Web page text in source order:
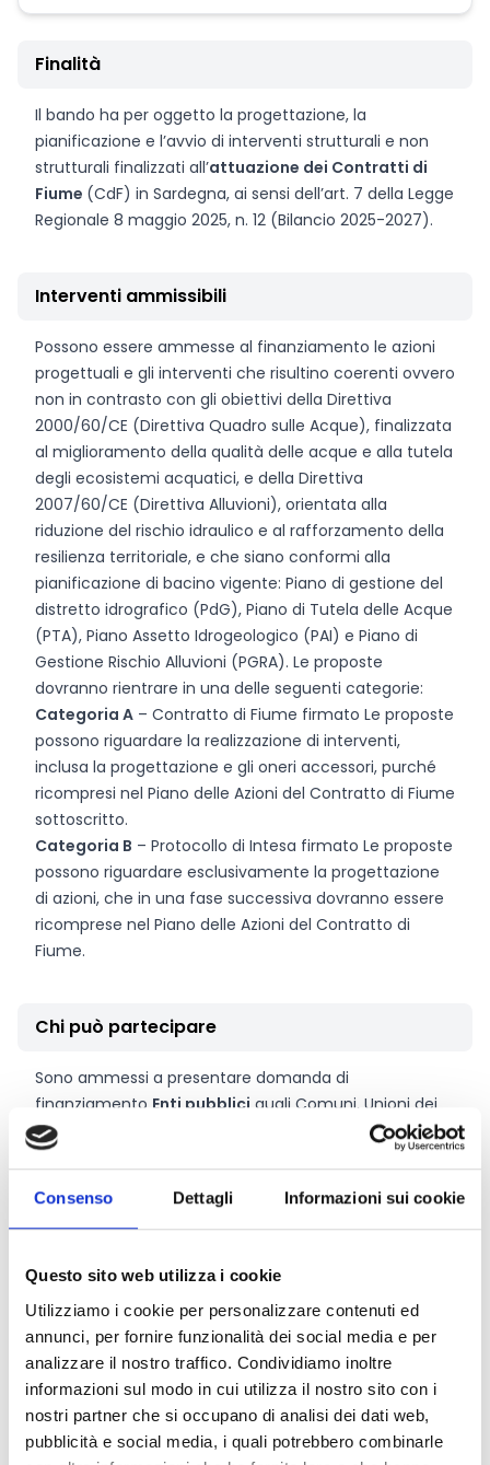
Consenso Dettagli Informazioni sui cookie
Questo sito web utilizza i cookie
Utilizziamo i cookie per personalizzare contenuti ed
annunci, per fornire funzionalità dei social media e per
analizzare il nostro traffico. Condividiamo inoltre
informazioni sul modo in cui utilizza il nostro sito con i
nostri partner che si occupano di analisi dei dati web,
pubblicità e social media, i quali potrebbero combinarle
Finalità
Il bando ha per oggetto la progettazione, la
pianificazione e l’avvio di interventi strutturali e non
strutturali finalizzati all’attuazione dei Contratti di
Fiume (CdF) in Sardegna, ai sensi dell’art. 7 della Legge
Regionale 8 maggio 2025, n. 12 (Bilancio 2025-2027).
Interventi ammissibili
Possono essere ammesse al finanziamento le azioni
progettuali e gli interventi che risultino coerenti ovvero
non in contrasto con gli obiettivi della Direttiva
2000/60/CE (Direttiva Quadro sulle Acque), finalizzata
al miglioramento della qualità delle acque e alla tutela
degli ecosistemi acquatici, e della Direttiva
2007/60/CE (Direttiva Alluvioni), orientata alla
riduzione del rischio idraulico e al rafforzamento della
resilienza territoriale, e che siano conformi alla
pianificazione di bacino vigente: Piano di gestione del
distretto idrografico (PdG), Piano di Tutela delle Acque
(PTA), Piano Assetto Idrogeologico (PAI) e Piano di
Gestione Rischio Alluvioni (PGRA). Le proposte
dovranno rientrare in una delle seguenti categorie:
Categoria A – Contratto di Fiume firmato Le proposte
possono riguardare la realizzazione di interventi,
inclusa la progettazione e gli oneri accessori, purché
ricompresi nel Piano delle Azioni del Contratto di Fiume
sottoscritto.
Categoria B – Protocollo di Intesa firmato Le proposte
possono riguardare esclusivamente la progettazione
di azioni, che in una fase successiva dovranno essere
ricomprese nel Piano delle Azioni del Contratto di
Fiume.
Chi può partecipare
Sono ammessi a presentare domanda di
finanziamento Enti pubblici quali Comuni, Unioni dei
Comuni, Province, Comunità Montane, Città
Metropolitane, Enti Parco nazionali e regionali, ricadenti
qualità di referenti capofila di un Contratto di Fiume,
avviato o in fase di avvio.
Entità del contributo
La dotazione finanziaria complessiva ammonta a
14.000.000 Euro. Il costo complessivo delle proposte
presentate da ciascun Ente non potrà superare
l’importo massimo del finanziamento concedibile,